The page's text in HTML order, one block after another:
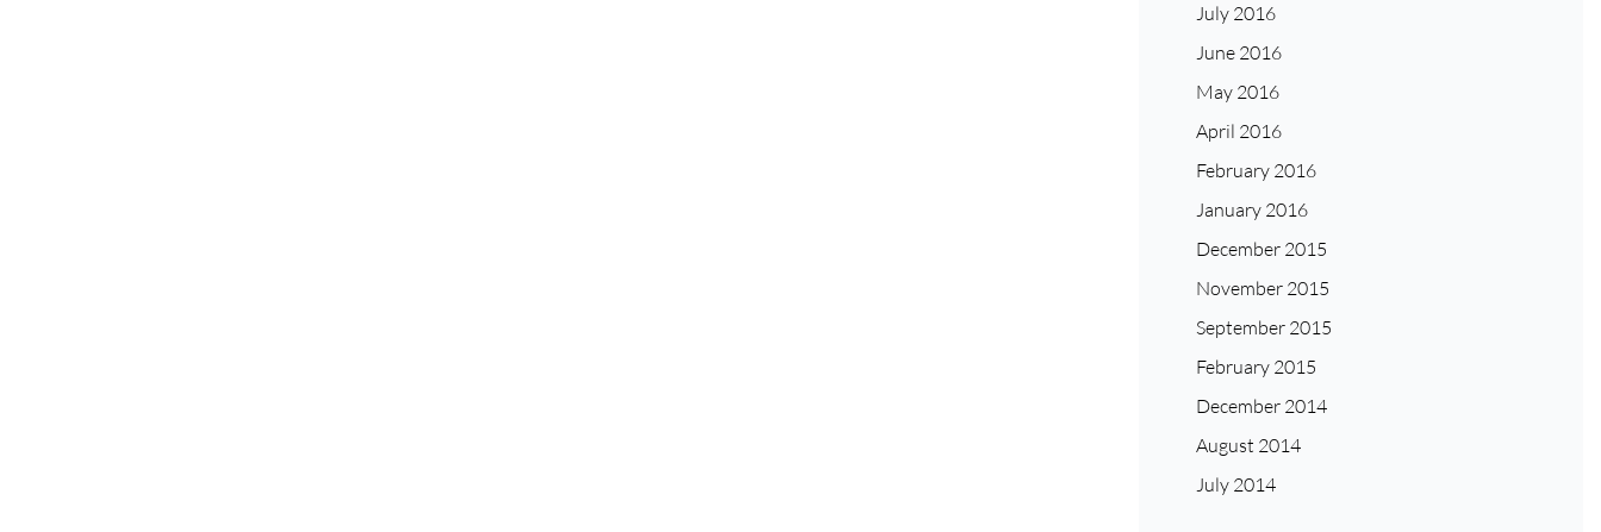
July 2016
June 2016
May 2016
April 2016
February 2016
January 2016
December 2015
November 2015
September 2015
February 2015
December 2014
August 2014
July 2014